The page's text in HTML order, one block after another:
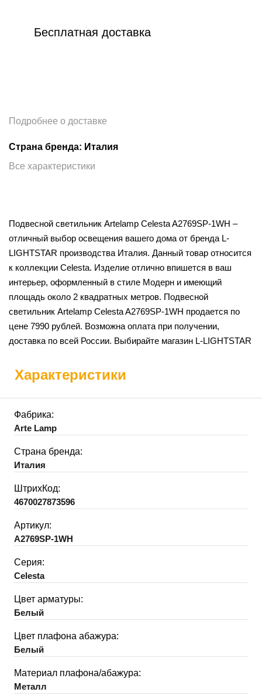
Бесплатная доставка
Подробнее о доставке
Страна бренда: Италия
Все характеристики
Подвесной светильник Artelamp Celesta A2769SP-1WH –
отличный выбор освещения вашего дома от бренда L-
LIGHTSTAR производства Италия. Данный товар относится
к коллекции Celesta. Изделие отлично впишется в ваш
интерьер, оформленный в стиле Модерн и имеющий
площадь около 2 квадратных метров. Подвесной
светильник Artelamp Celesta A2769SP-1WH продается по
цене 7990 рублей. Возможна оплата при получении,
доставка по всей России. Выбирайте магазин L-LIGHTSTAR
Характеристики
Фабрика:
Arte Lamp
Страна бренда:
Италия
ШтрихКод:
4670027873596
Артикул:
A2769SP-1WH
Серия:
Celesta
Цвет арматуры:
Белый
Цвет плафона абажура:
Белый
Материал плафона/абажура:
Металл